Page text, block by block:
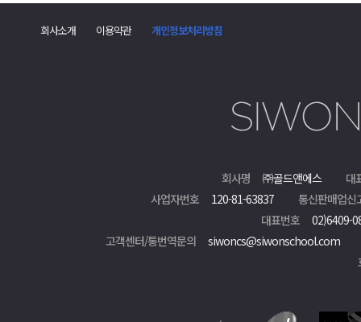
회사소개 이용약관 개인정보처리방침
회사명 ㈜골드앤에스
대
사업자번호
120-81-63837
통신판매업신
대표번호
02)6409-
고객센터/통번역문의
siwoncs@siwonschool.com